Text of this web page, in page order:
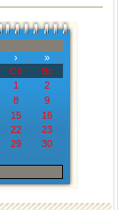
›
»
Сб
Вс
1
2
8
9
15
16
22
23
29
30